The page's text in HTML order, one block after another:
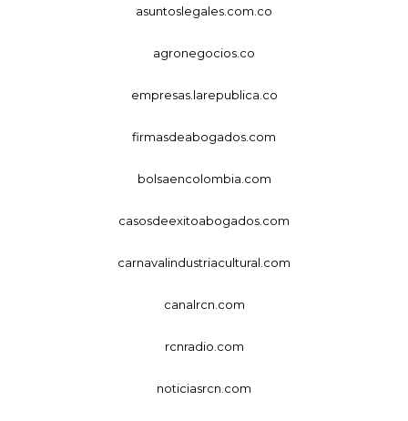
asuntoslegales.com.co
agronegocios.co
empresas.larepublica.co
firmasdeabogados.com
bolsaencolombia.com
casosdeexitoabogados.com
carnavalindustriacultural.com
canalrcn.com
rcnradio.com
noticiasrcn.com